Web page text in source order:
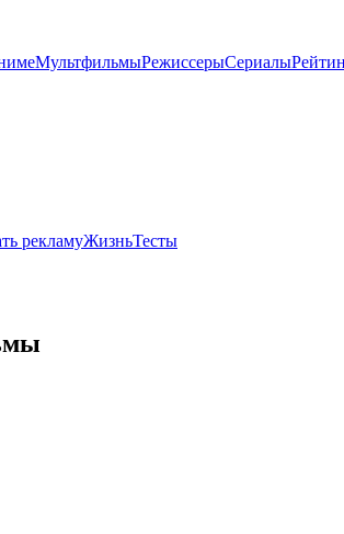
МультфильмыРежиссерыСериалы
рекламуЖизньТесты